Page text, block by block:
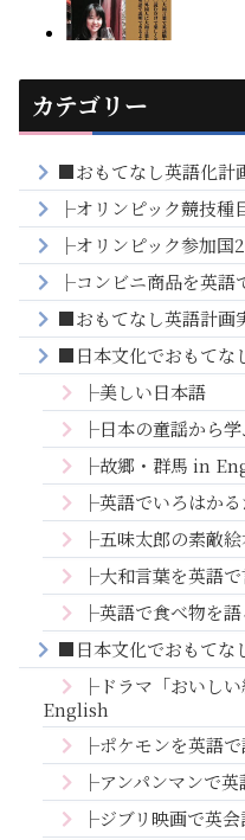
カテゴリー
■おもてなし英語化計
├オリンピック競技種
├オリンピック参加国
├コンビニ商品を英語
■おもてなし英語計画
■日本文化でおもてな
├美しい日本語
├日本の童謡から
├故郷・群馬 in
├英語でいろはかる
├五味太郎の素敵
├大和言葉を英語で
├英語で食べ物を語
■日本文化でおもてな
├ドラマ「おいし
English
├ポケモンを英語で
├アンパンマンで英
├ジブリ映画で英